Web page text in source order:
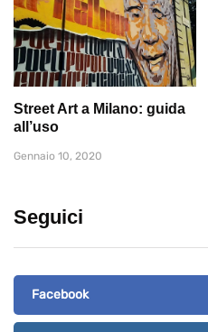
Street Art a Milano: guida
all’uso
Gennaio 10, 2020
Seguici
Facebook